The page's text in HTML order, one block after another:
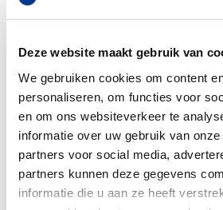
Deze website maakt gebruik van
We gebruiken cookies om content
personaliseren, om functies voor
en om ons websiteverkeer te
informatie over uw gebruik van
partners voor social media,
partners kunnen deze gegevens
informatie die u aan ze heeft
Vloerverwarming:
Stralingswarmte
- Langgolvige warmtestralen
- Gelijkmatig warming van oppervlakten
- Langzame luchtbeweging door kleine
temperatuurverschillen